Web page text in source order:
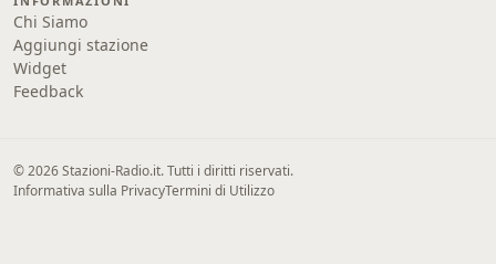
Chi Siamo
Aggiungi stazione
Widget
Feedback
© 2026 Stazioni-Radio.it. Tutti i diritti riservati.
Informativa sulla PrivacyTermini di Utilizzo